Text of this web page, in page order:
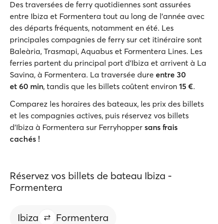
Des traversées de ferry quotidiennes sont assurées
entre Ibiza et Formentera tout au long de l'année avec
des départs fréquents, notamment en été. Les
principales compagnies de ferry sur cet itinéraire sont
Baleària, Trasmapi, Aquabus et Formentera Lines. Les
ferries partent du principal port d'Ibiza et arrivent à La
Savina, à Formentera. La traversée dure entre 30
et 60 min, tandis que les billets coûtent environ 15 €.
Comparez les horaires des bateaux, les prix des billets
et les compagnies actives, puis réservez vos billets
d'Ibiza à Formentera sur Ferryhopper sans frais
cachés !
Réservez vos billets de bateau Ibiza -
Formentera
Ibiza Formentera